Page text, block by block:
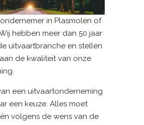
in Plasmolen of
hebben meer dan 50 jaar
uitvaartbranche en stellen
de kwaliteit van onze
een uitvaartonderneming
een keuze. Alles moet
volgens de wens van de